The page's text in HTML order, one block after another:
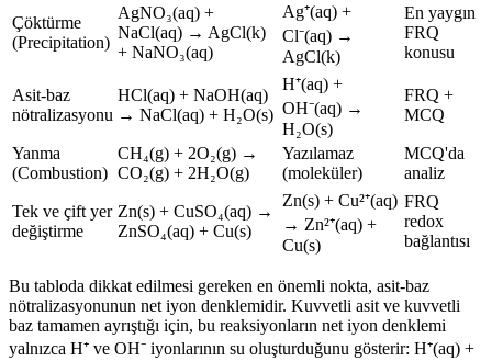
Çöktürme
(Precipitation)
AgNO₃(aq) +
NaCl(aq) → AgCl(k)
+ NaNO₃(aq)
Ag⁺(aq) +
Cl⁻(aq) →
AgCl(k)
En yaygın
FRQ
konusu
Asit-baz
nötralizasyonu
HCl(aq) + NaOH(aq)
→ NaCl(aq) + H₂O(s)
H⁺(aq) +
OH⁻(aq) →
H₂O(s)
FRQ +
MCQ
Yanma
(Combustion)
CH₄(g) + 2O₂(g) →
CO₂(g) + 2H₂O(g)
Yazılamaz
(moleküler)
MCQ'da
analiz
Tek ve çift yer
değiştirme
Zn(s) + CuSO₄(aq) →
ZnSO₄(aq) + Cu(s)
Zn(s) + Cu²⁺(aq)
→ Zn²⁺(aq) +
Cu(s)
FRQ
redox
bağlantısı
Bu tabloda dikkat edilmesi gereken en önemli nokta, asit-baz
nötralizasyonunun net iyon denklemidir. Kuvvetli asit ve kuvvetli
baz tamamen ayrıştığı için, bu reaksiyonların net iyon denklemi
yalnızca H⁺ ve OH⁻ iyonlarının su oluşturduğunu gösterir: H⁺(aq) +